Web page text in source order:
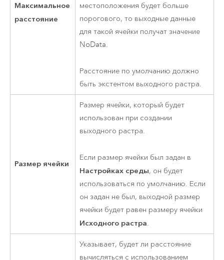
Максимальное
расстояние
местоположения будет больше
порогового, то выходные данные
для такой ячейки получат значение
NoData.
Расстояние по умолчанию должно
быть экстентом выходного растра.
Размер ячейки
Размер ячейки, который будет
использован при создании
выходного растра.
Если размер ячейки был задан в
Настройках среды, он будет
использоваться по умолчанию. Если
он задан не был, выходной размер
ячейки будет равен размеру ячейки
Исходного растра.
Указывает, будет ли расстояние
вычисляться с использованием